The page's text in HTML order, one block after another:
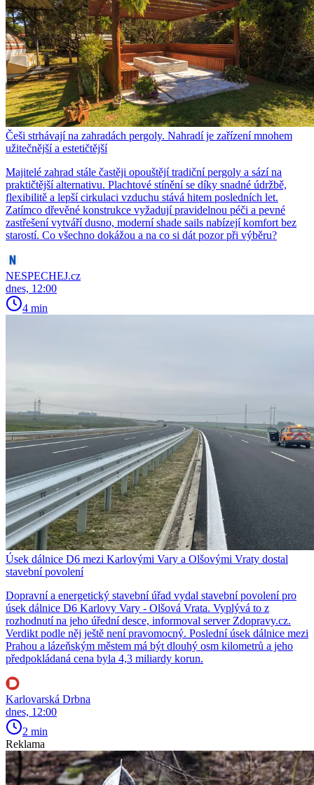
Češi strhávají na zahradách pergoly. Nahradí je zařízení mnohem
užitečnější a estetičtější
Majitelé zahrad stále častěji opouštějí tradiční pergoly a sází na
praktičtější alternativu. Plachtové stínění se díky snadné údržbě,
flexibilitě a lepší cirkulaci vzduchu stává hitem posledních let.
Zatímco dřevěné konstrukce vyžadují pravidelnou péči a pevné
zastřešení vytváří dusno, moderní shade sails nabízejí komfort bez
starostí. Co všechno dokážou a na co si dát pozor při výběru?
NESPECHEJ.cz
dnes, 12:00
4 min
Úsek dálnice D6 mezi Karlovými Vary a Olšovými Vraty dostal
stavební povolení
Dopravní a energetický stavební úřad vydal stavební povolení pro
úsek dálnice D6 Karlovy Vary - Olšová Vrata. Vyplývá to z
rozhodnutí na jeho úřední desce, informoval server Zdopravy.cz.
Verdikt podle něj ještě není pravomocný. Poslední úsek dálnice mezi
Prahou a lázeňským městem má být dlouhý osm kilometrů a jeho
předpokládaná cena byla 4,3 miliardy korun.
Karlovarská Drbna
dnes, 12:00
2 min
Reklama